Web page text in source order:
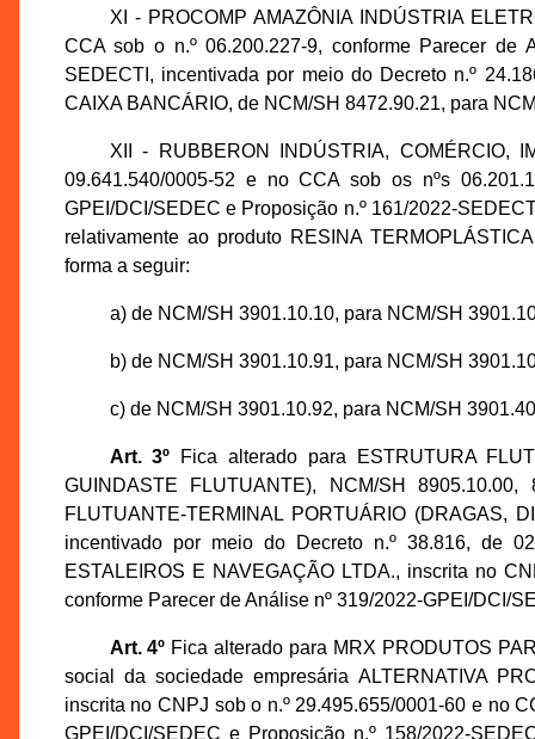
XI - PROCOMP AMAZÔNIA INDÚSTRIA
CCA sob o n.º 06.200.227-9, conforme Parecer de
SEDECTI, incentivada por meio do Decreto n.º
CAIXA BANCÁRIO, de NCM/SH 8472.90.21, para
XII - RUBBERON INDÚSTRIA, COMÉRCIO,
09.641.540/0005-52 e no CCA sob os nºs
GPEI/DCI/SEDEC e Proposição n.º 161/2022-
relativamente ao produto RESINA
forma a seguir:
a) de NCM/SH 3901.10.10, para NCM/SH
b) de NCM/SH 3901.10.91, para NCM/SH
c) de NCM/SH 3901.10.92, para NCM/SH
Art. 3º Fica alterado para ESTRUTURA
GUINDASTE FLUTUANTE), NCM/SH
FLUTUANTE-TERMINAL PORTUÁRIO (DRAGAS,
incentivado por meio do Decreto n.º 38.816, de
ESTALEIROS E NAVEGAÇÃO LTDA., inscrita no
conforme Parecer de Análise nº 319/2022-GPEI/DCI/
Art. 4º Fica alterado para MRX PRODUTOS
social da sociedade empresária ALTERNATIVA
inscrita no CNPJ sob o n.º 29.495.655/0001-60 e no
GPEI/DCI/SEDEC e Proposição n.º 158/2022-